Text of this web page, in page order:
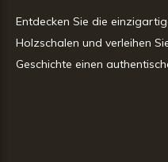
Entdecken Sie die
Holzschalen und verleihen
Geschichte einen